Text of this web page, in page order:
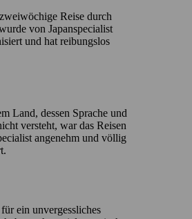
Reise durch
von Japanspecialist
und hat reibungslos
Land, dessen Sprache und
versteht, war das Reisen
angenehm und völlig
ein unvergessliches